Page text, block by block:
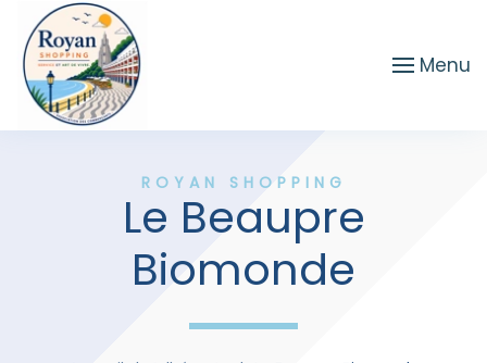
Passer au contenu principal Menu
ROYAN SHOPPING
Le Beaupre
Biomonde